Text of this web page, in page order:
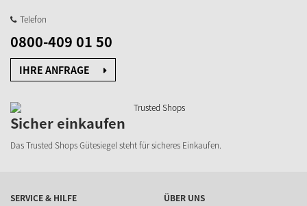
Telefon
0800-409 01 50
IHRE ANFRAGE
Sicher einkaufen
Das Trusted Shops Gütesiegel steht für sicheres Einkaufen.
SERVICE & HILFE
ÜBER UNS